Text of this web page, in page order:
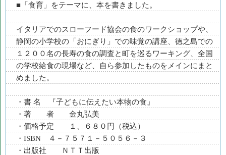
■「食育」をテーマに、本を書きました。
イタリアでのスローフード協会の食のワークショップや、
静岡の小学校の「おにぎり」での味覚の講座、徳之島での
１２００名の長寿の食の調査と町を巡るワーキング、全国
の学校給食の現場など、自ら参加したものをメインにまと
めました。
・書 名 『子どもに伝えたい本物の食』
・著 者 金丸弘美
・価格予定 １、６８０円（税込）
・ISBN ４－７５７１－５０５６－３
・出版社 ＮＴＴ出版